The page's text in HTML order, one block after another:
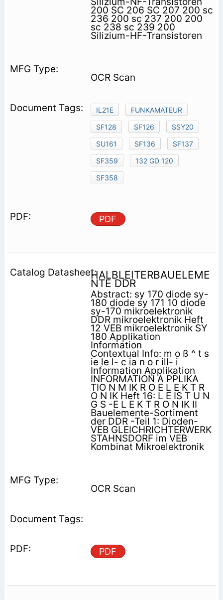
200 SC 206 SC 207 200 sc
236 200 sc 237 200 200
sc 238 sc 239 200
Silizium-HF-Transistoren
OCR Scan
IL21E
FUNKAMATEUR
SF128
SF126
SSY20
SU161
SF136
SF137
SF359
132 GD 120
SF358
PDF
HALBLEITERBAUELEME
NTE DDR
Abstract: sy 170 diode sy-
180 diode sy 171 10 diode
sy-170 mikroelektronik
DDR mikroelektronik Heft
12 VEB mikroelektronik SY
180 Applikation
Information
Contextual Info: m o ß ^ t s
ie le l- c ia n o r ill- i
Information Applikation
INFORMATION A PPLIKA
TIO N M IK R O E L E K T R
O N IK Heft 16: L E IS T U N
G S -E L E K T R O N IK II
Bauelemente-Sortiment
der DDR -Teil 1: Dioden-
VEB GLEICHRICHTERWERK
STAHNSDORF im VEB
Kombinat Mikroelektronik
OCR Scan
PDF